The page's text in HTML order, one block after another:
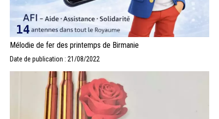
Mélodie de fer des printemps de Birmanie
Date de publication : 21/08/2022